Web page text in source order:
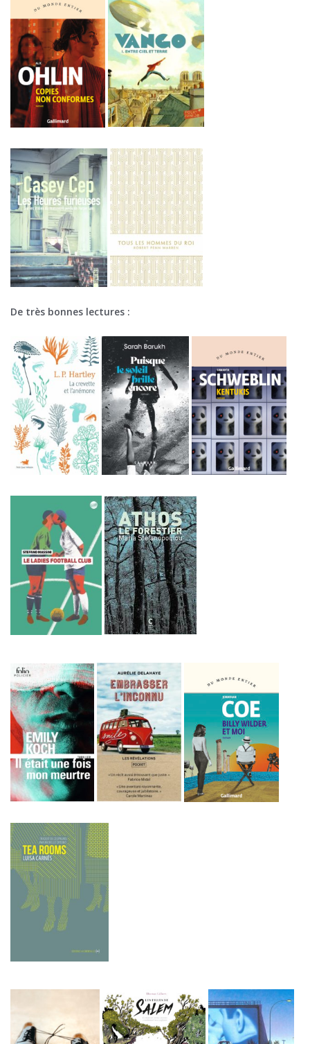
De très bonnes lectures :